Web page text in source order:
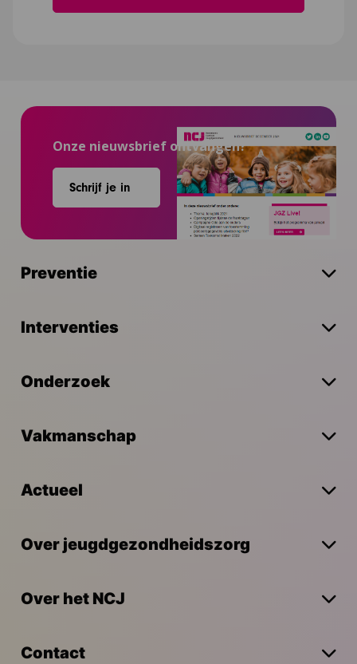
Onze nieuwsbrief ontvangen?
Schrijf je in
Preventie
Interventies
Onderzoek
Vakmanschap
Actueel
Over jeugdgezondheidszorg
Over het NCJ
Contact